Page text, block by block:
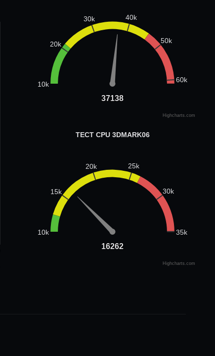
37138
37138
10k
20k
30k 40k
50k
60k
Highcharts.com
16262
16262
ТЕСТ CPU 3DMARK06
10k
15k
20k 25k
30k
35k
Highcharts.com